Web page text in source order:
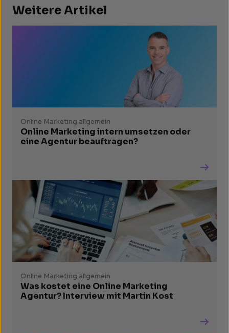
Weitere Artikel
Online Marketing allgemein
Online Marketing intern umsetzen oder
eine Agentur beauftragen?
Online Marketing allgemein
Was kostet eine Online Marketing
Agentur? Interview mit Martin Kost